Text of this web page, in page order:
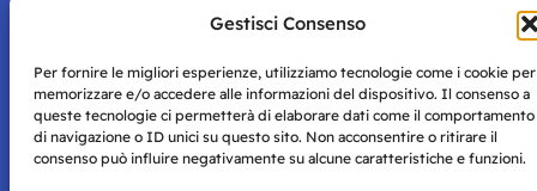
Gestisci Consenso
Per fornire le migliori esperienze, utilizziamo tecnologie come i cookie per
memorizzare e/o accedere alle informazioni del dispositivo. Il consenso a
queste tecnologie ci permetterà di elaborare dati come il comportamento
di navigazione o ID unici su questo sito. Non acconsentire o ritirare il
consenso può influire negativamente su alcune caratteristiche e funzioni.